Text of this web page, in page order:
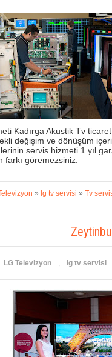
Kadırga Akustik Tv
değişim ve dönüşüm
servis hizmeti 1 yıl
farkı göremezsiniz.
» lg tv servisi » Tv
LG Televizyon , lg tv servisi